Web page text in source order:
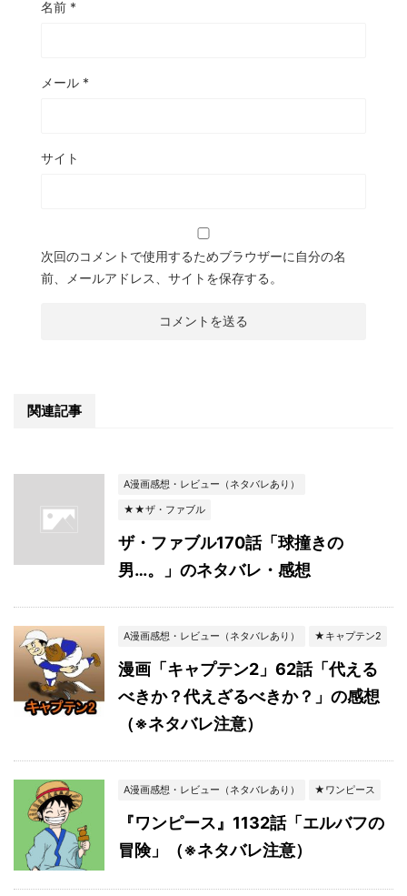
名前 *
メール *
サイト
次回のコメントで使用するためブラウザーに自分の名
前、メールアドレス、サイトを保存する。
関連記事
A漫画感想・レビュー（ネタバレあり）
★★ザ・ファブル
ザ・ファブル170話「球撞きの
男…。」のネタバレ・感想
A漫画感想・レビュー（ネタバレあり） ★キャプテン2
漫画「キャプテン2」62話「代える
べきか？代えざるべきか？」の感想
（※ネタバレ注意）
A漫画感想・レビュー（ネタバレあり） ★ワンピース
『ワンピース』1132話「エルバフの
冒険」（※ネタバレ注意）